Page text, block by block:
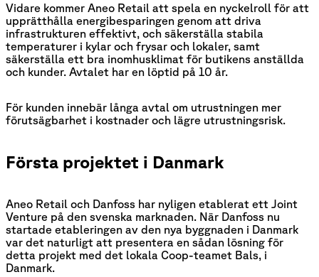
Vidare kommer Aneo Retail att spela en nyckelroll för att
upprätthålla energibesparingen genom att driva
infrastrukturen effektivt, och säkerställa stabila
temperaturer i kylar och frysar och lokaler, samt
säkerställa ett bra inomhusklimat för butikens anställda
och kunder. Avtalet har en löptid på 10 år.
För kunden innebär långa avtal om utrustningen mer
förutsägbarhet i kostnader och lägre utrustningsrisk.
Första projektet i Danmark
Aneo Retail och Danfoss har nyligen etablerat ett Joint
Venture på den svenska marknaden. När Danfoss nu
startade etableringen av den nya byggnaden i Danmark
var det naturligt att presentera en sådan lösning för
detta projekt med det lokala Coop-teamet Bals, i
Danmark.